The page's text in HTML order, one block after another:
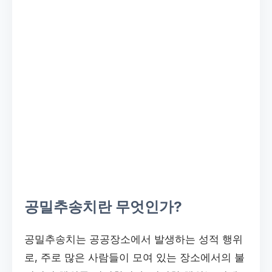
공밀추송치란 무엇인가?
공밀추송치는 공공장소에서 발생하는 성적 행위
로, 주로 많은 사람들이 모여 있는 장소에서의 불